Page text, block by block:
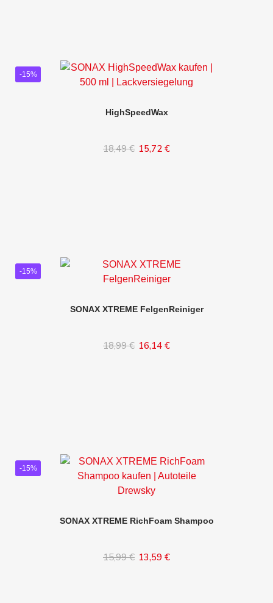
-15%
HighSpeedWax
18,49 € 15,72 €
In den Warenkorb
-15%
SONAX XTREME FelgenReiniger
18,99 € 16,14 €
Inhalt auswählen
-15%
SONAX XTREME RichFoam Shampoo
15,99 € 13,59 €
Inhalt auswählen